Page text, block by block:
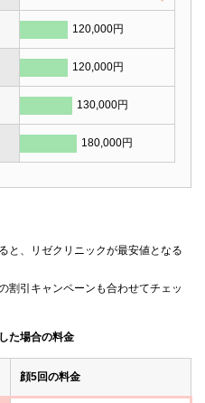
120,000円
120,000円
130,000円
180,000円
と、リゼクリニックが最安値となる
割引キャンペーンも合わせてチェッ
た場合の料金
顔5回の料金